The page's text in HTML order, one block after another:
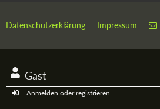
Datenschutzerklärung Impressum
Gast
Anmelden oder registrieren